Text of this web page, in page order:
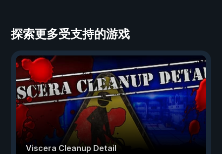
探索更多受支持的游戏
Viscera Cleanup Detail